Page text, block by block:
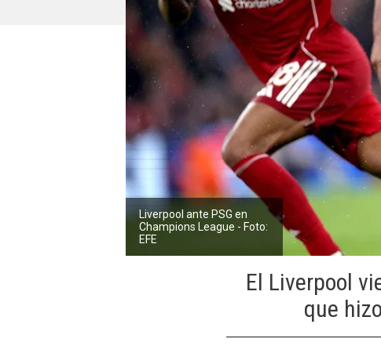
Liverpool ante PSG en
Champions League - Foto:
EFE
El Liverpool
que